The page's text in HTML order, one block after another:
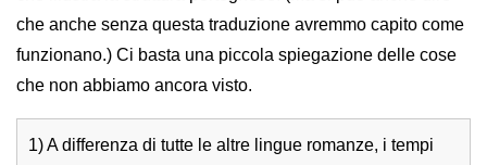
che anche senza questa traduzione avremmo capito come
funzionano.) Ci basta una piccola spiegazione delle cose
che non abbiamo ancora visto.
1) A differenza di tutte le altre lingue romanze, i tempi